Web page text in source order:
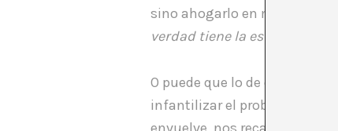
sino ahogarlo en miles de
verdad tiene la estructura de
O puede que lo de esta
infantilizar el problema.